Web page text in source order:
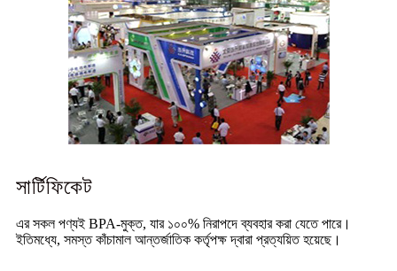
সার্টিফিকেট
এর সকল পণ্যই BPA-মুক্ত, যার ১০০% নিরাপদে ব্যবহার করা যেতে পারে।
ইতিমধ্যে, সমস্ত কাঁচামাল আন্তর্জাতিক কর্তৃপক্ষ দ্বারা প্রত্যয়িত হয়েছে।